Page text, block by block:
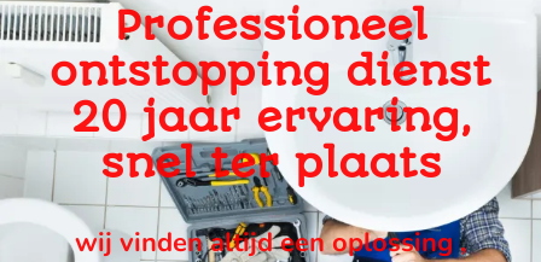
Professioneel
ontstopping dienst
20 jaar ervaring,
snel ter plaats
wij vinden altijd een oplossing ,